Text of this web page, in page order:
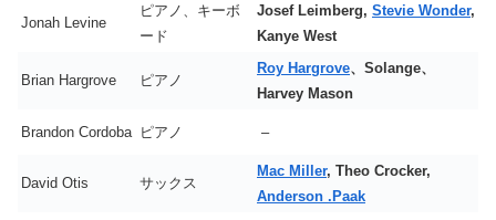
Jonah Levine
ピアノ、キーボ
ード
Josef Leimberg, Stevie Wonder,
Kanye West
Brian Hargrove ピアノ
Roy Hargrove、Solange、
Harvey Mason
Brandon Cordoba ピアノ –
David Otis サックス
Mac Miller, Theo Crocker,
Anderson .Paak